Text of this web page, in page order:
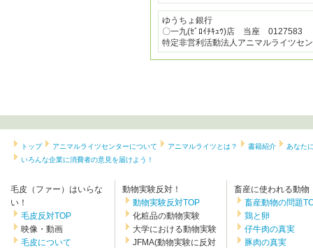
ゆうちょ銀行
〇一九(ｾﾞﾛｲﾁｷｭｳ)店 当座 0127583
特定非営利活動法人アニマルライツセ
トップ アニマルライツセンターについて アニマルライツとは？ 書籍紹介
あなた
いろんな企業に消費者の意見を届けよう！
毛皮（ファー）はいらな
い！
毛皮反対TOP
映像・動画
毛皮について
動物実験反対！
動物実験反対TOP
化粧品の動物実験
大学における動物実験
JFMA(動物実験に反対
畜産に使われる動物
畜産動物の問題
鶏と卵
仔牛肉の真実
豚肉の真実